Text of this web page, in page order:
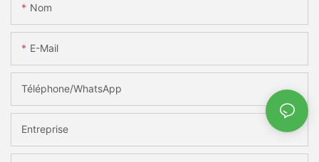
Nom
E-Mail
Téléphone/WhatsApp
Entreprise